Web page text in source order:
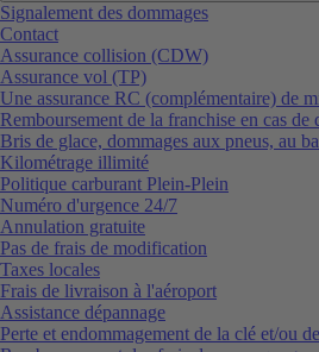
Signalement des dommages
Contact
Assurance collision (CDW)
Assurance vol (TP)
Une assurance RC (complémentaire) de
Remboursement de la franchise en cas de
Bris de glace, dommages aux pneus, au
Kilométrage illimité
Politique carburant Plein-Plein
Numéro d'urgence 24/7
Annulation gratuite
Pas de frais de modification
Taxes locales
Frais de livraison à l'aéroport
Assistance dépannage
Perte et endommagement de la clé et/ou